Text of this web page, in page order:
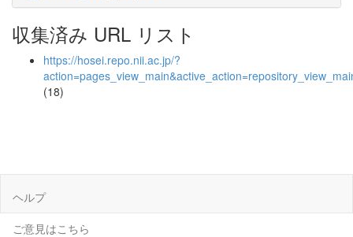
収集済み URL リスト
https://hosei.repo.nii.ac.jp/?
(18)
ヘルプ
ご意見はこちら